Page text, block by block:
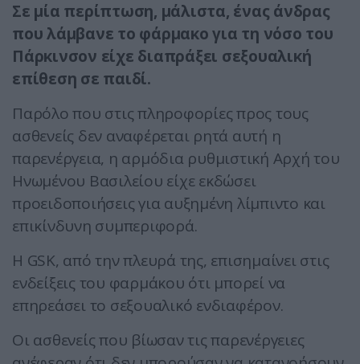
Σε μία περίπτωση, μάλιστα, ένας άνδρας
που λάμβανε το φάρμακο για τη νόσο του
Πάρκινσον είχε διαπράξει σεξουαλική
επίθεση σε παιδί.
Παρόλο που στις πληροφορίες προς τους
ασθενείς δεν αναφέρεται ρητά αυτή η
παρενέργεια, η αρμόδια ρυθμιστική Αρχή του
Ηνωμένου Βασιλείου είχε εκδώσει
προειδοποιήσεις για αυξημένη λίμπιντο και
επικίνδυνη συμπεριφορά.
Η GSK, από την πλευρά της, επισημαίνει στις
ενδείξεις του φαρμάκου ότι μπορεί να
επηρεάσει το σεξουαλικό ενδιαφέρον.
Οι ασθενείς που βίωσαν τις παρενέργειες